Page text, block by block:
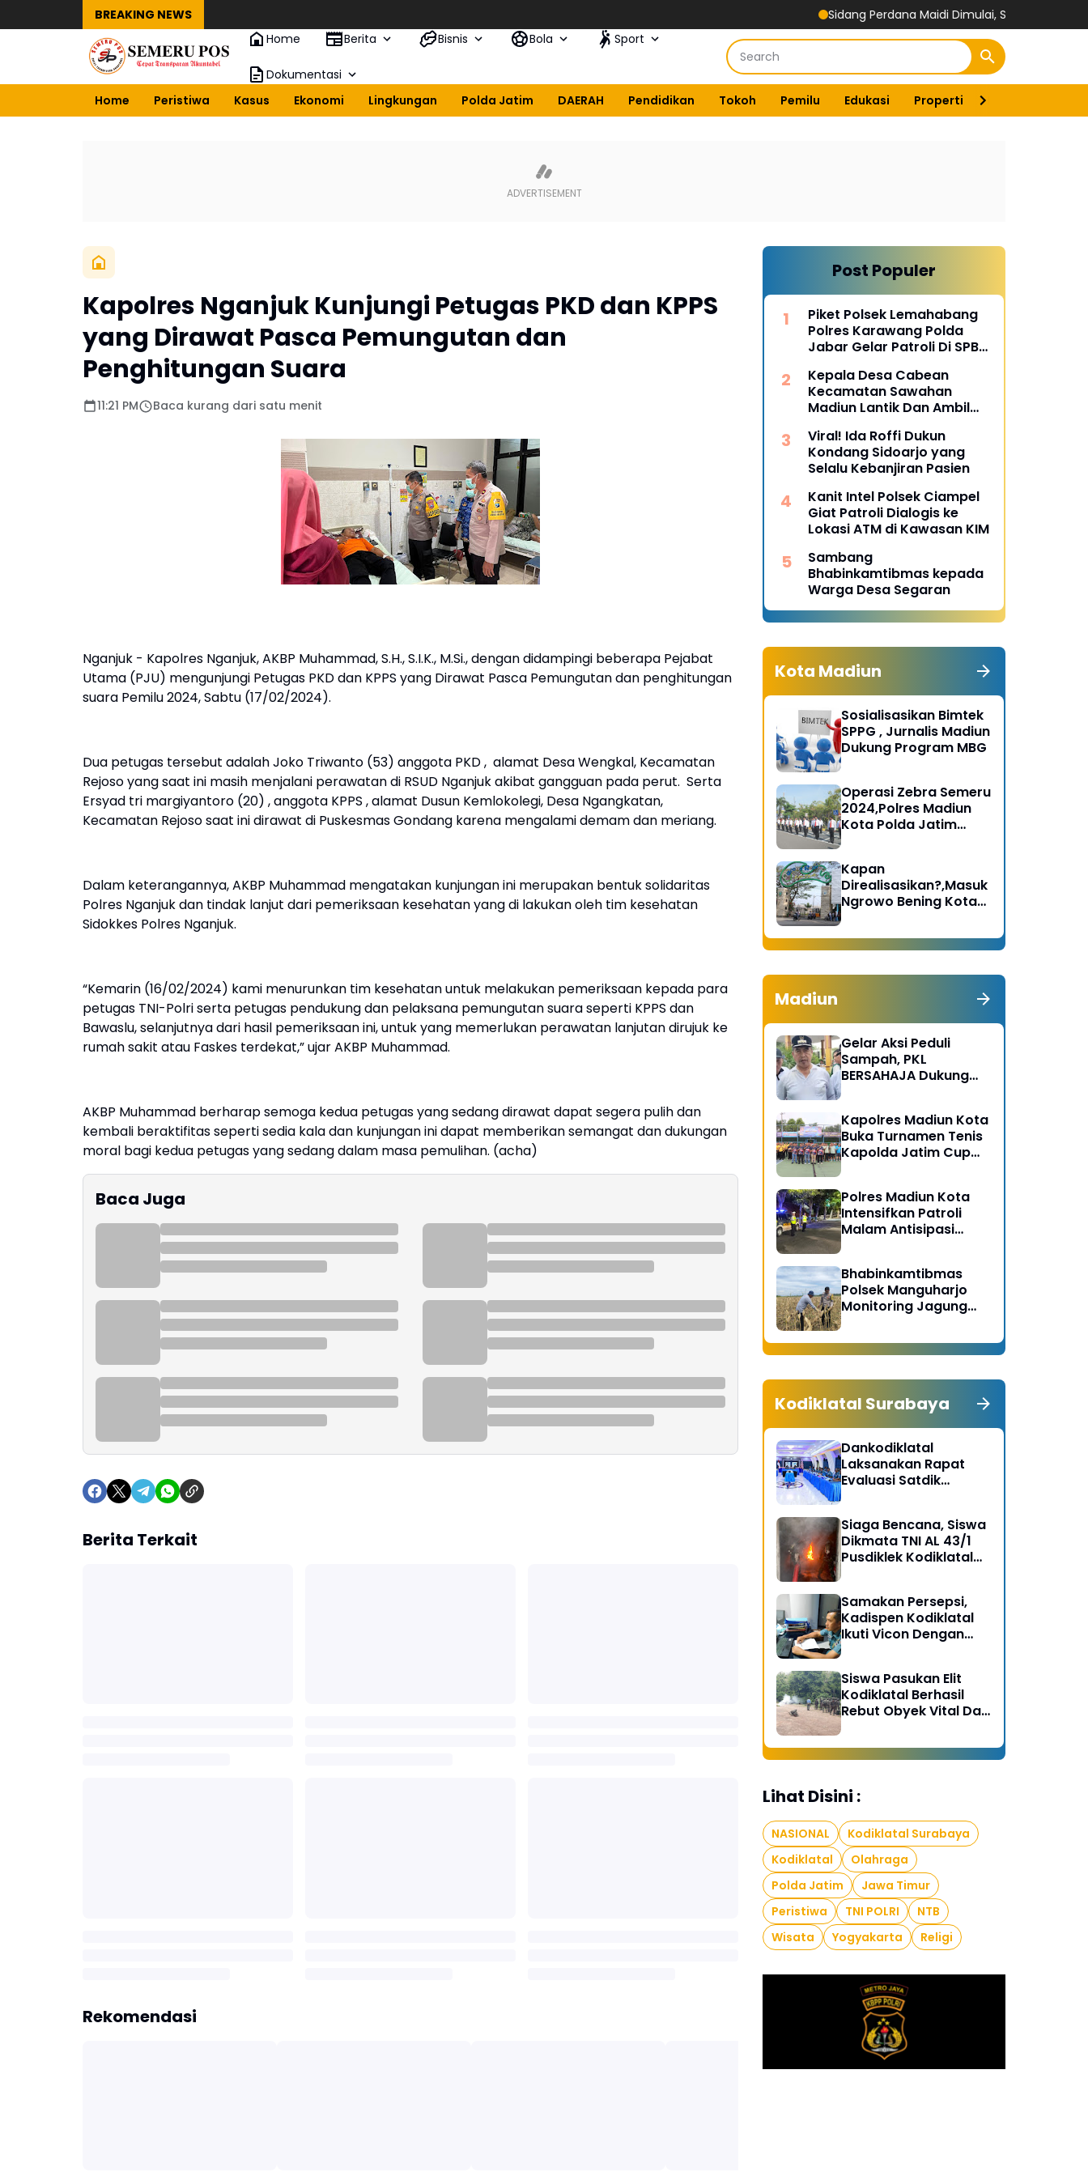
BREAKING NEWS
Sidang Perdana Maidi Dimulai, Suryajiyoso Ingatkan
Home
Berita Bisnis Bola Sport
Dokumentasi
Home
Peristiwa Kasus Ekonomi Lingkungan Polda Jatim DAERAH Pendidikan Tokoh Pemilu Edukasi Properti
Kapolres Nganjuk Kunjungi Petugas PKD dan KPPS
yang Dirawat Pasca Pemungutan dan
Penghitungan Suara
11:21 PM Baca kurang dari satu menit
Nganjuk - Kapolres Nganjuk, AKBP Muhammad, S.H., S.I.K., M.Si., dengan didampingi beberapa Pejabat
Utama (PJU) mengunjungi Petugas PKD dan KPPS yang Dirawat Pasca Pemungutan dan penghitungan
suara Pemilu 2024, Sabtu (17/02/2024).
Dua petugas tersebut adalah Joko Triwanto (53) anggota PKD , alamat Desa Wengkal, Kecamatan
Rejoso yang saat ini masih menjalani perawatan di RSUD Nganjuk akibat gangguan pada perut. Serta
Ersyad tri margiyantoro (20) , anggota KPPS , alamat Dusun Kemlokolegi, Desa Ngangkatan,
Kecamatan Rejoso saat ini dirawat di Puskesmas Gondang karena mengalami demam dan meriang.
Dalam keterangannya, AKBP Muhammad mengatakan kunjungan ini merupakan bentuk solidaritas
Polres Nganjuk dan tindak lanjut dari pemeriksaan kesehatan yang di lakukan oleh tim kesehatan
Sidokkes Polres Nganjuk.
“Kemarin (16/02/2024) kami menurunkan tim kesehatan untuk melakukan pemeriksaan kepada para
petugas TNI-Polri serta petugas pendukung dan pelaksana pemungutan suara seperti KPPS dan
Bawaslu, selanjutnya dari hasil pemeriksaan ini, untuk yang memerlukan perawatan lanjutan dirujuk ke
rumah sakit atau Faskes terdekat,” ujar AKBP Muhammad.
AKBP Muhammad berharap semoga kedua petugas yang sedang dirawat dapat segera pulih dan
kembali beraktifitas seperti sedia kala dan kunjungan ini dapat memberikan semangat dan dukungan
moral bagi kedua petugas yang sedang dalam masa pemulihan. (acha)
Baca Juga
Berita Terkait
Rekomendasi
Post Populer
Piket Polsek Lemahabang
Polres Karawang Polda
Jabar Gelar Patroli Di SPBU
Kepala Desa Cabean
Kecamatan Sawahan
Madiun Lantik Dan Ambil
Viral! Ida Roffi Dukun
Kondang Sidoarjo yang
Selalu Kebanjiran Pasien
Kanit Intel Polsek Ciampel
Giat Patroli Dialogis ke
Lokasi ATM di Kawasan KIM
Sambang
Bhabinkamtibmas kepada
Warga Desa Segaran
Kota Madiun
Sosialisasikan Bimtek
SPPG , Jurnalis Madiun
Dukung Program MBG
Operasi Zebra Semeru
2024,Polres Madiun
Kota Polda Jatim
Kapan
Direalisasikan?,Masuk
Ngrowo Bening Kota
Dikenakan Tarif
Madiun
Gelar Aksi Peduli
Sampah, PKL
BERSAHAJA Dukung
Madiun
Kapolres Madiun Kota
Buka Turnamen Tenis
Kapolda Jatim Cup
Polres Madiun Kota
Intensifkan Patroli
Malam Antisipasi
Bhabinkamtibmas
Polsek Manguharjo
Monitoring Jagung
Dukung Swasembada
Pangan 2026
Kodiklatal Surabaya
Dankodiklatal
Laksanakan Rapat
Evaluasi Satdik
Siaga Bencana, Siswa
Dikmata TNI AL 43/1
Pusdiklek Kodiklatal
Kobocoran
Samakan Persepsi,
Kadispen Kodiklatal
Ikuti Vicon Dengan
Siswa Pasukan Elit
Kodiklatal Berhasil
Rebut Obyek Vital Dari
Lihat Disini :
NASIONAL
Kodiklatal Surabaya
Kodiklatal
Olahraga
Polda Jatim
Jawa Timur
Peristiwa
TNI POLRI
NTB
Wisata
Yogyakarta Religi